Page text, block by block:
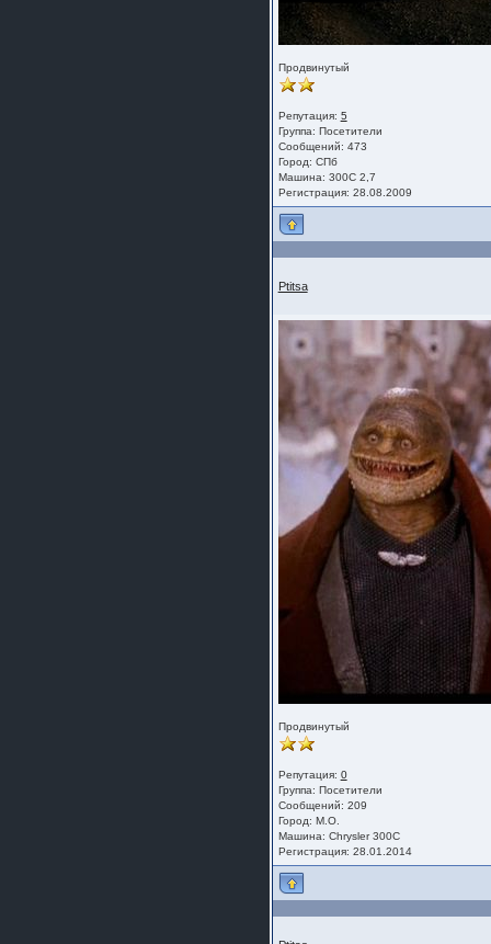
Продвинутый
Репутация: 5
Группа: Посетители
Сообщений: 473
Город: СПб
Машина: 300С 2,7
Регистрация: 28.08.2009
Ptitsa
Продвинутый
Репутация: 0
Группа: Посетители
Сообщений: 209
Город: М.О.
Машина: Chrysler 300C
Регистрация: 28.01.2014